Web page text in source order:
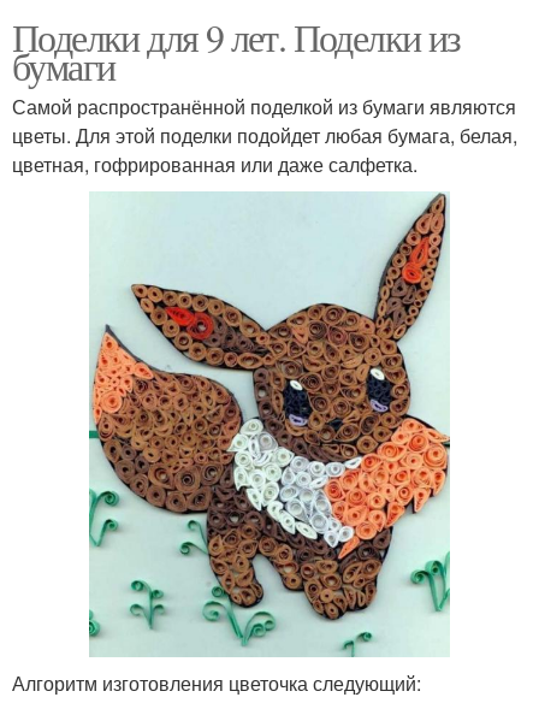
Поделки для 9 лет. Поделки из
бумаги
Самой распространённой поделкой из бумаги являются
цветы. Для этой поделки подойдет любая бумага, белая,
цветная, гофрированная или даже салфетка.
Алгоритм изготовления цветочка следующий: